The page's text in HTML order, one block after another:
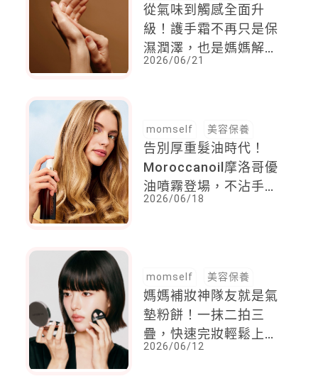
從氣味到觸感全面升
級！護手霜不再只是保
濕潤澤，也是媽媽解放
雙手的日常儀式
2026/06/21
momself 美容保養
告別厚重髮油時代！
Moroccanoil摩洛哥優
油噴霧登場，不沾手雲
霧質地打造輕盈護髮修
2026/06/18
momself 美容保養
媽媽補妝神隊友就是氣
墊粉餅！一抹二拍三
疊，快速完妝輕鬆上妝
都靠它
2026/06/12